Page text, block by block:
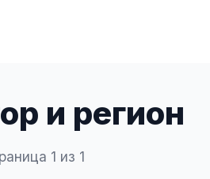
и регион
1 из 1